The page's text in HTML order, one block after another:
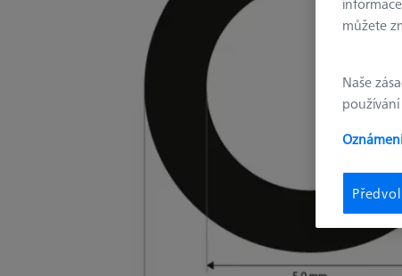
můžete
Naše